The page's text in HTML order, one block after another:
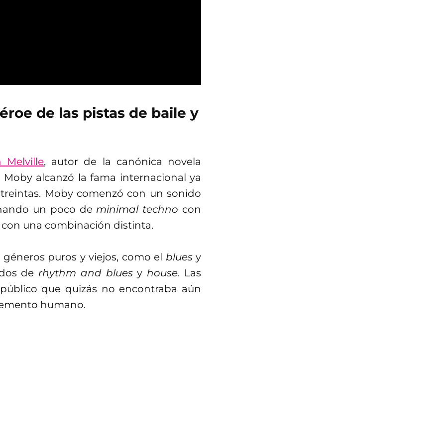
de las pistas de baile y
Melville, autor de la canónica novela
alcanzó la fama internacional ya
Moby comenzó con un sonido
un poco de minimal techno con
una combinación distinta.
puros y viejos, como el bluesy
de rhythm and bluesy house. Las
que quizás no encontraba aún
humano.